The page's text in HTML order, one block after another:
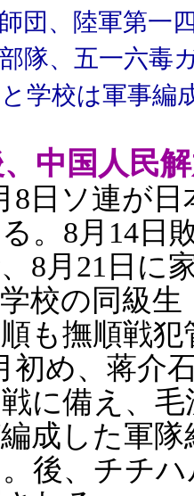
団、陸軍第一
隊、五一六毒
学校は軍事編
、中国人民
8日ソ連が
。8月14日
8月21日に
校の同級
も撫順戦
初め、蒋介
に備え、
成した軍
後、チチ